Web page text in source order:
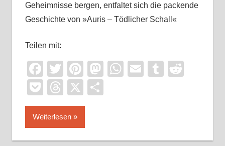
Geheimnisse bergen, entfaltet sich die packende
Geschichte von »Auris – Tödlicher Schall«
Teilen mit:
Facebook
TwitterPinterest
Mastodon
WhatsApp
EmailTumblr
PocketThreads
X
Weiterlesen